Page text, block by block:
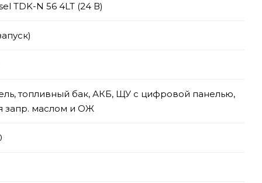
TDK-N 56 4LT (24 В)
топливный бак, АКБ, ЩУ с цифровой панелью,
запр. маслом и ОЖ